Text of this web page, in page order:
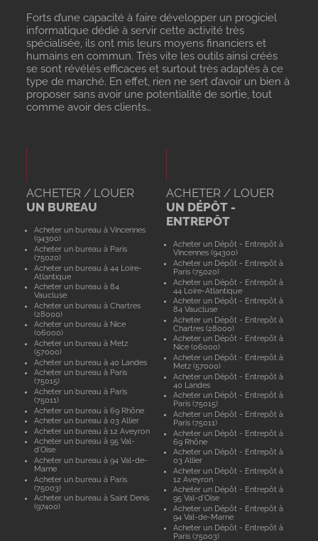
Forts d’une capacité à faire développer un progiciel
informatique dédié à servir cette activité très
spécialisée, ils ont mis leurs moyens financiers et
humains en commun. Très vite les outils ainsi créés
se sont révélés efficaces et surtout très adaptés à ce
type de marché. En effet, rien ne sert d’avoir un bien à
proposer sans avoir une potentialité de sortie, tout
comme avoir des clients…
ACHETER / LOUER
UN BUREAU
Acheter un bureau à Vincennes
(94300)
Acheter un bureau à Paris
(75020)
Acheter un bureau à 44 Loire-
Atlantique
Acheter un bureau à 84
Vaucluse
Acheter un bureau à Chartres
(28000)
Acheter un bureau à Nice
(06000)
Acheter un bureau à Metz
(57000)
Acheter un bureau à 40 Landes
Acheter un bureau à Paris
(75015)
Acheter un bureau à Paris
(75011)
Acheter un bureau à 69 Rhône
Acheter un bureau à 03 Allier
Acheter un bureau à 12 Aveyron
Acheter un bureau à 95 Val-
d'Oise
Acheter un bureau à 94 Val-de-
Marne
Acheter un bureau à Paris
(75003)
Acheter un bureau à Saint Denis
(97400)
ACHETER / LOUER
UN DÉPÔT -
ENTREPÔT
Acheter un Dépôt - Entrepôt à
Vincennes (94300)
Acheter un Dépôt - Entrepôt à
Paris (75020)
Acheter un Dépôt - Entrepôt à
44 Loire-Atlantique
Acheter un Dépôt - Entrepôt à
84 Vaucluse
Acheter un Dépôt - Entrepôt à
Chartres (28000)
Acheter un Dépôt - Entrepôt à
Nice (06000)
Acheter un Dépôt - Entrepôt à
Metz (57000)
Acheter un Dépôt - Entrepôt à
40 Landes
Acheter un Dépôt - Entrepôt à
Paris (75015)
Acheter un Dépôt - Entrepôt à
Paris (75011)
Acheter un Dépôt - Entrepôt à
69 Rhône
Acheter un Dépôt - Entrepôt à
03 Allier
Acheter un Dépôt - Entrepôt à
12 Aveyron
Acheter un Dépôt - Entrepôt à
95 Val-d'Oise
Acheter un Dépôt - Entrepôt à
94 Val-de-Marne
Acheter un Dépôt - Entrepôt à
Paris (75003)